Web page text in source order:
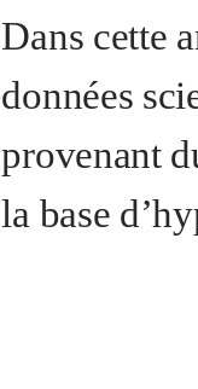
Dans cette
données
provenant
la base